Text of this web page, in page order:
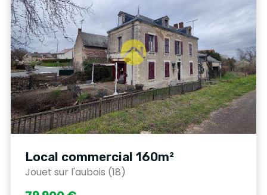
Local commercial 160m²
Jouet sur l'aubois (18)